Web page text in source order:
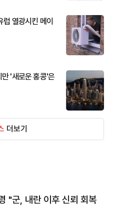
열광시킨 메이
'새로운 홍콩'은
더보기
"군, 내란 이후 신뢰 회복